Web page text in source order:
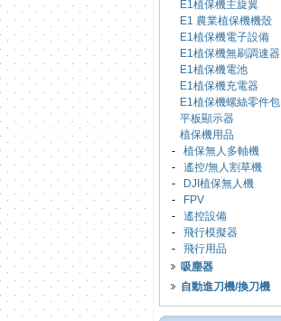
E1植保機主旋翼
E1 農業植保機機殼
E1植保機電子設備
E1植保機無刷調速器
E1植保機電池
E1植保機充電器
E1植保機螺絲零件包
平板顯示器
植保機用品
- 植保無人多軸機
- 遙控/無人割草機
-
DJI植保無人機
-
FPV
- 遙控設備
- 飛行模擬器
- 飛行用品
吸塵器
自動進刀機/換刀機